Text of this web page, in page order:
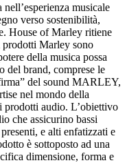
musicale
verso sostenibilità,
House of Marley ritiene
prodotti Marley sono
della musica possa
del brand, comprese le
del sound MARLEY,
nel mondo della
prodotti audio. L’obiettivo
che assicurino bassi
e alti enfatizzati e
è sottoposto ad una
dimensione, forma e